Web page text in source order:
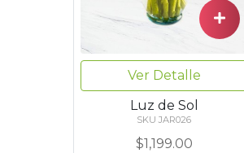
Ver Detalle
Luz de Sol
SKU JAR026
$1,199.00